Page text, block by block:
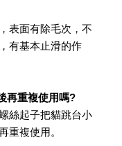
表面有除毛次，不
有基本止滑的作
再重複使用嗎?
絲起子把貓跳台小
重複使用。